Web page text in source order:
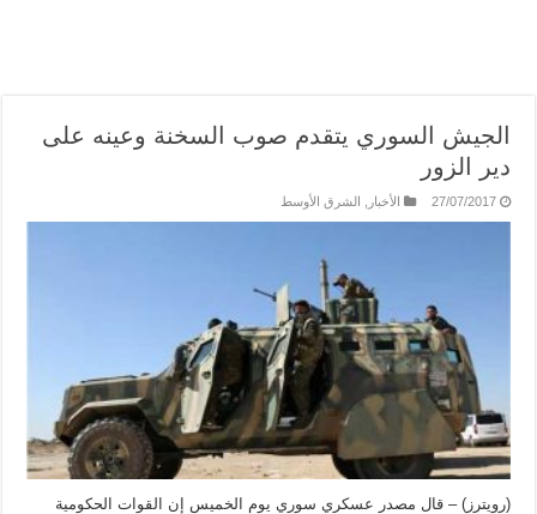
الجيش السوري يتقدم صوب السخنة وعينه على
دير الزور
27/07/2017 الأخبار الشرق الأوسط
(رويترز) – قال مصدر عسكري سوري يوم الخميس إن القوات الحكومية